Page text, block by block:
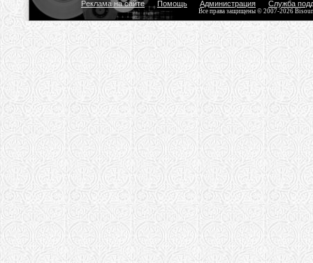
Реклама на сайте Помощь Администрация Служба
Все права защищены © 2007-2026